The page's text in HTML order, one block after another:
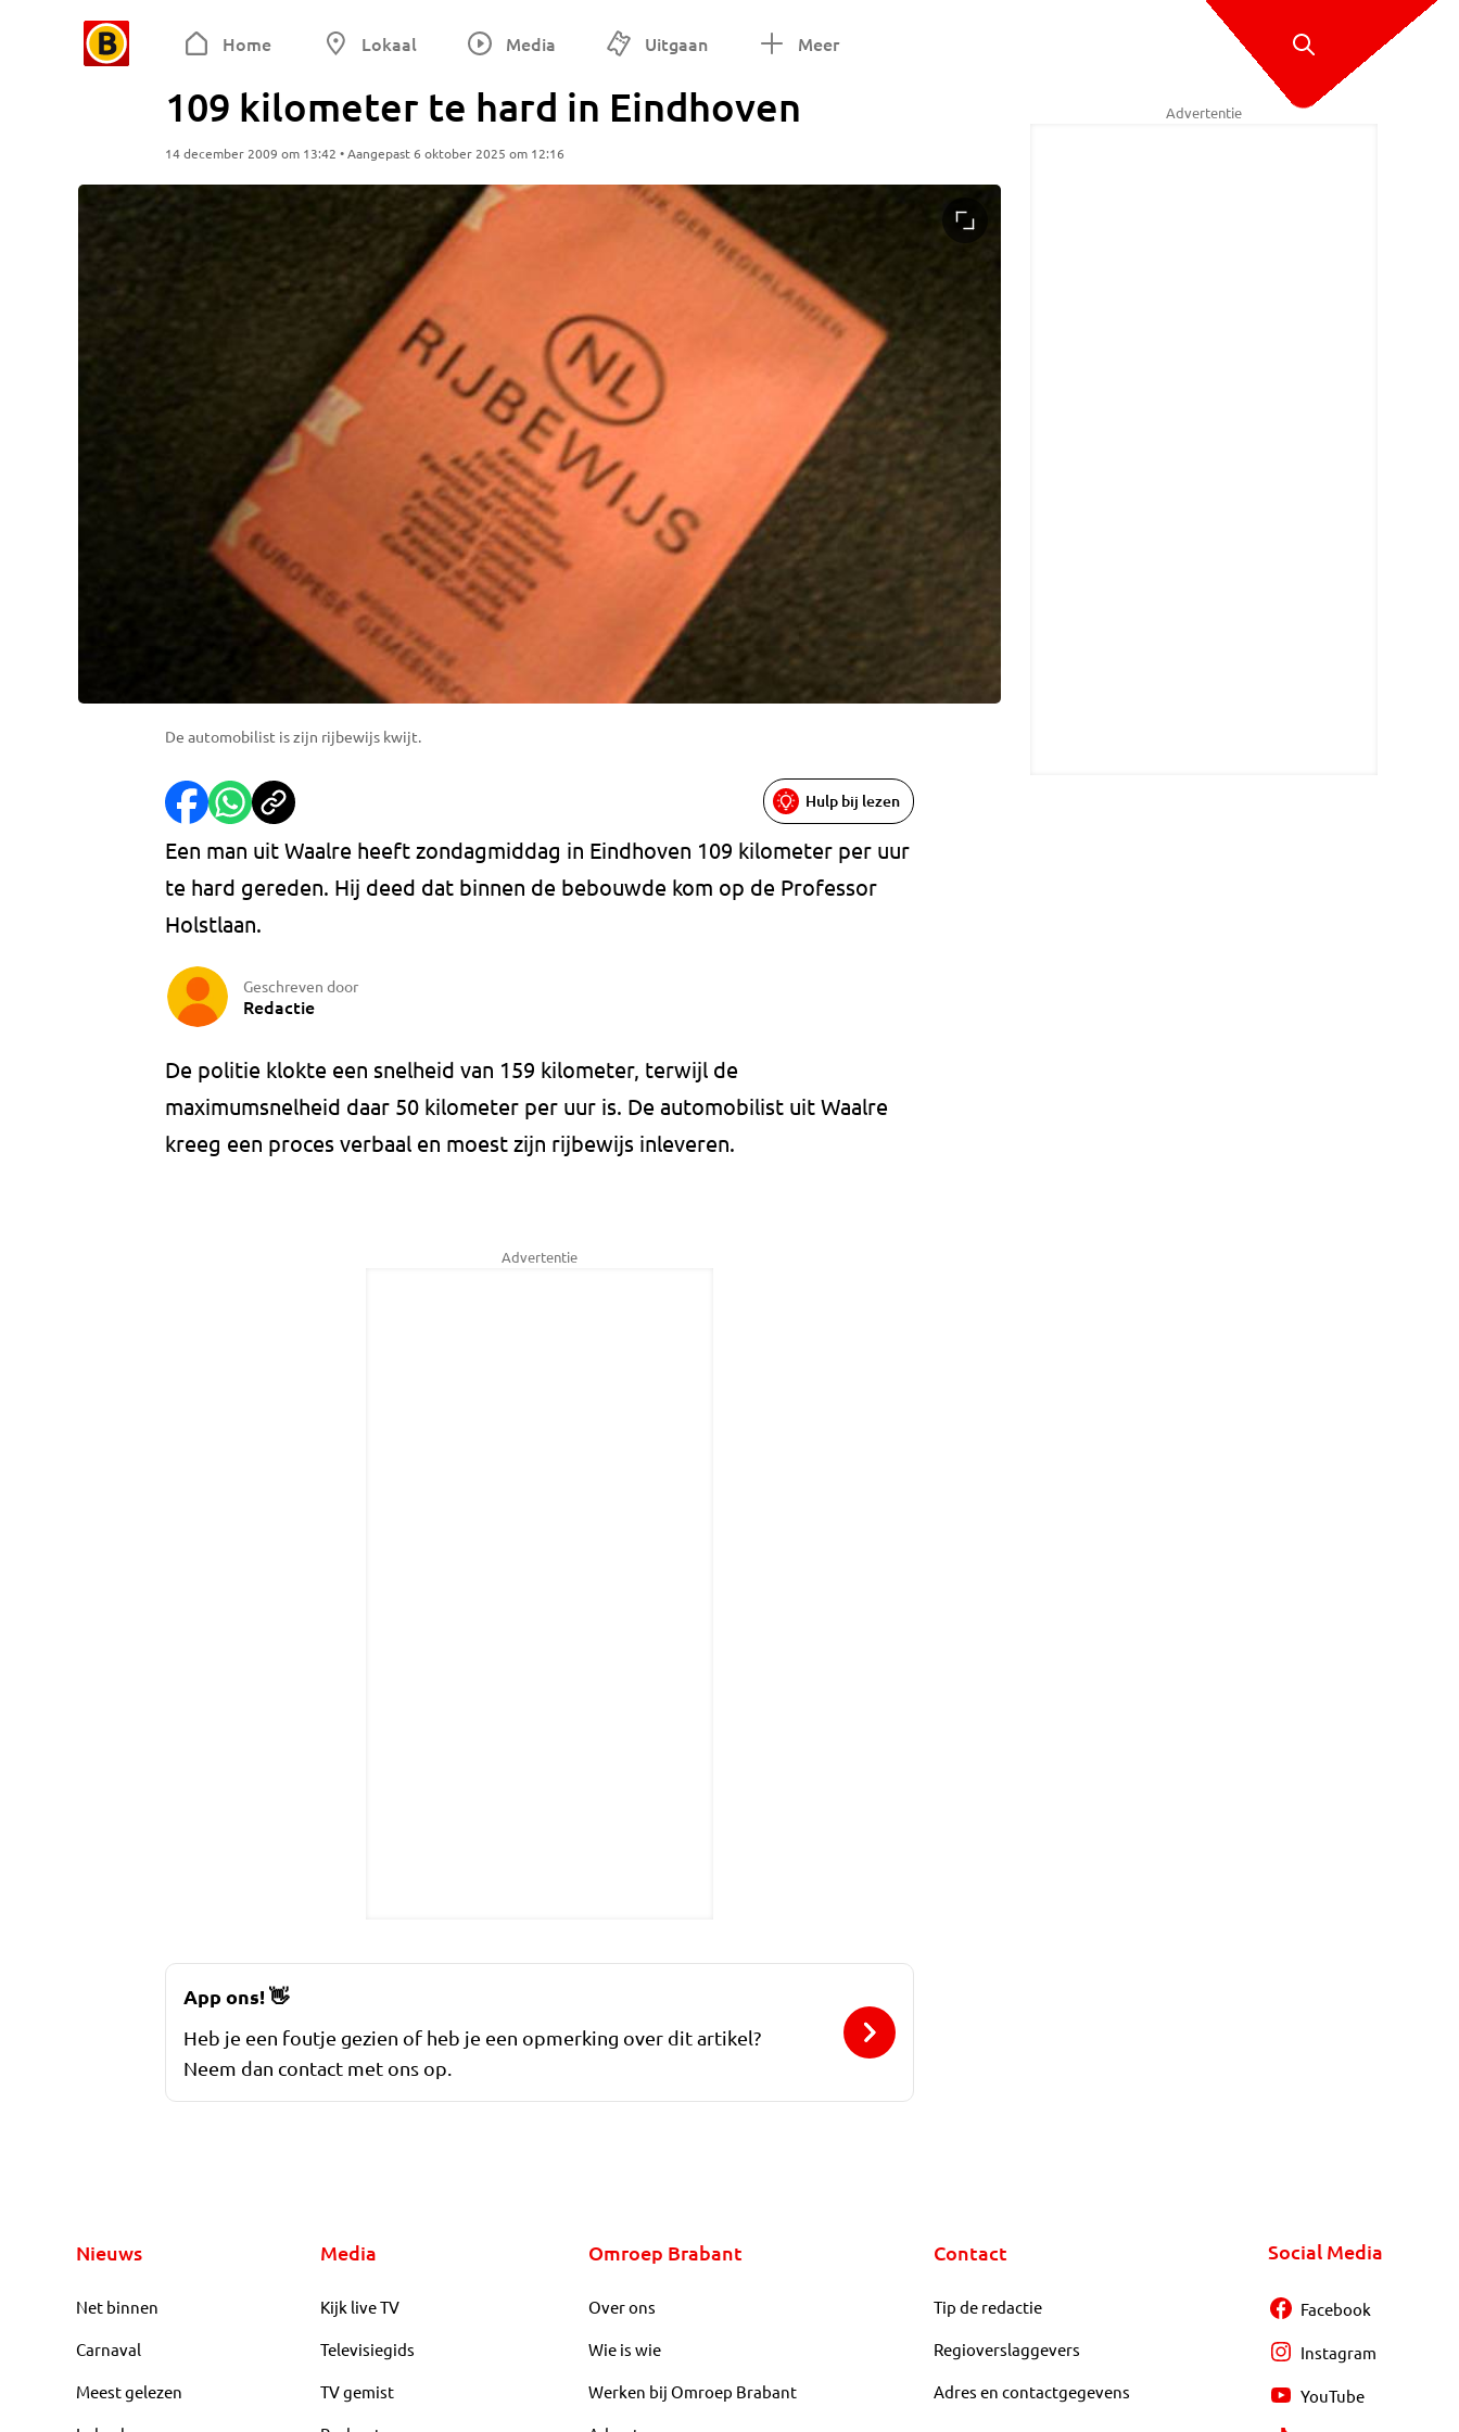
Home Lokaal Media Uitgaan Meer
109 kilometer te hard in Eindhoven
14 december 2009 om 13:42 • Aangepast 6 oktober 2025 om 12:16
De automobilist is zijn rijbewijs kwijt.
Hulp bij lezen
Een man uit Waalre heeft zondagmiddag in Eindhoven 109 kilometer per uur
te hard gereden. Hij deed dat binnen de bebouwde kom op de Professor
Holstlaan.
Geschreven door
Redactie
De politie klokte een snelheid van 159 kilometer, terwijl de
maximumsnelheid daar 50 kilometer per uur is. De automobilist uit Waalre
kreeg een proces verbaal en moest zijn rijbewijs inleveren.
Advertentie
Advertentie
App ons!👋
Heb je een foutje gezien of heb je een opmerking over dit artikel?
Neem dan contact met ons op.
Nieuws
Net binnen
Carnaval
Meest gelezen
Media
Kijk live TV
Televisiegids
TV gemist
Omroep Brabant
Over ons
Wie is wie
Werken bij Omroep Brabant
Contact
Tip de redactie
Regioverslaggevers
Adres en contactgegevens
Social Media
Facebook
Instagram
YouTube